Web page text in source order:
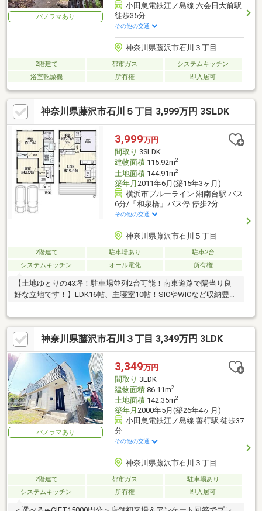
パノラマあり
小田急電鉄江ノ島線 六会日大前駅
徒歩35分
その他の交通
神奈川県藤沢市石川３丁目
2階建て 都市ガス
システムキッチン
浴室乾燥機
所有権 即入居可
神奈川県藤沢市石川５丁目 3,999万円 3SLDK
3,999万円
間取り 3SLDK
建物面積115.92m2
土地面積144.91m2
築年月 2011年6月(築15年3ヶ月)
横浜市ブルーライン 湘南台駅 バス
6分/「和泉橋」バス停 停歩2分
その他の交通
神奈川県藤沢市石川５丁目
2階建て 駐車場あり
駐車2台
システムキッチン
オール電化 所有権
【土地ゆとりの43坪！駐車場並列2台可能！南東道路で陽当り良
好な立地です！】LDK16帖、主寝室10帖！SICやWICなど収納豊富
神奈川県藤沢市石川３丁目 3,349万円 3LDK
パノラマあり
3,349万円
間取り 3LDK
建物面積86.11m2
土地面積142.35m2
築年月 2000年5月(築26年4ヶ月)
小田急電鉄江ノ島線 善行駅 徒歩37
分
その他の交通
神奈川県藤沢市石川３丁目
2階建て 都市ガス
駐車場あり
システムキッチン
所有権 即入居可